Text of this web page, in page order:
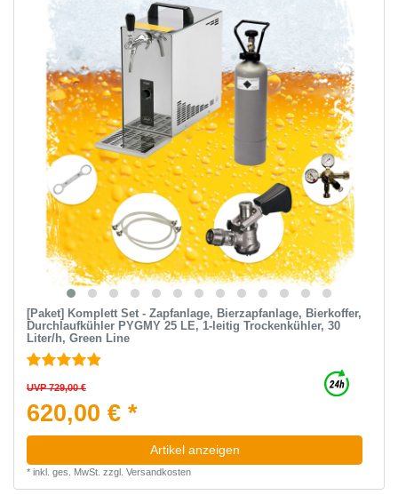
[Paket] Komplett Set - Zapfanlage, Bierzapfanlage, Bierkoffer,
Durchlaufkühler PYGMY 25 LE, 1-leitig Trockenkühler, 30
Liter/h, Green Line
UVP 729,00 €
620,00 € *
Artikel anzeigen
* inkl. ges. MwSt. zzgl. Versandkosten